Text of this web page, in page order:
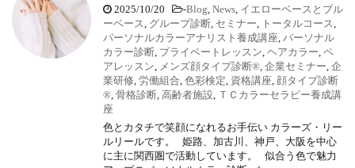
2025/10/20 -Blog, News, イエローベースとブル
ーベース, グループ診断, セミナー, トータルコース,
パーソナルカラーアナリスト養成講座, パーソナル
カラー診断, プライベートレッスン, ヘアカラー, ペ
アレッスン, メンズ顔タイプ診断®, 企業セミナー, 企
業研修, 労働組合, 色彩検定, 資格講座, 顔タイプ診断
®, 骨格診断, 高齢者施設, ＴＣカラーセラピー養成講
座
色とカタチで笑顔になれるお手伝い カラーズ・リー
ルリールです。 姫路、加古川、神戸、大阪を中心
に主に関西圏で活動しています。 似合う色で魅力